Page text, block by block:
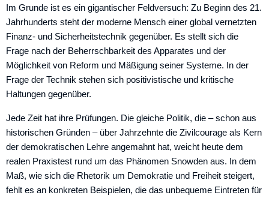
Im Grunde ist es ein gigantischer Feldversuch: Zu Beginn des 21.
Jahrhunderts steht der moderne Mensch einer global vernetzten
Finanz- und Sicherheitstechnik gegenüber. Es stellt sich die
Frage nach der Beherrschbarkeit des Apparates und der
Möglichkeit von Reform und Mäßigung seiner Systeme. In der
Frage der Technik stehen sich positivistische und kritische
Haltungen gegenüber.
Jede Zeit hat ihre Prüfungen. Die gleiche Politik, die – schon aus
historischen Gründen – über Jahrzehnte die Zivilcourage als Kern
der demokratischen Lehre angemahnt hat, weicht heute dem
realen Praxistest rund um das Phänomen Snowden aus. In dem
Maß, wie sich die Rhetorik um Demokratie und Freiheit steigert,
fehlt es an konkreten Beispielen, die das unbequeme Eintreten für